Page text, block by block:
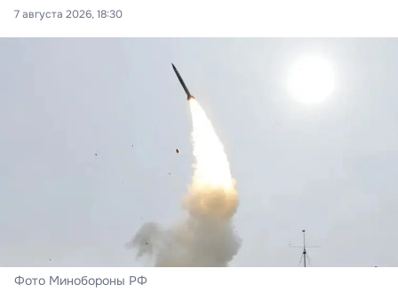
7 августа 2026, 18:30
Фото Минобороны РФ